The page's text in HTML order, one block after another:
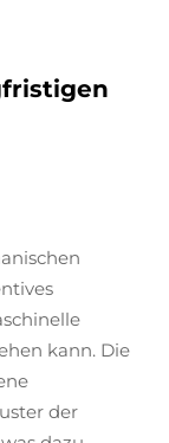
kann. Die
der